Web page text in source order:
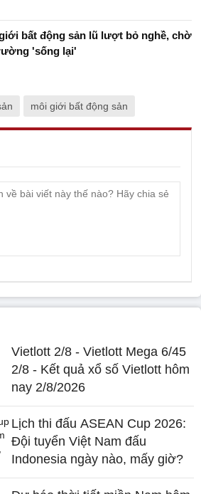
bất động sản lũ lượt bỏ nghề, chờ
'sống lại'
môi giới bất động sản
Vietlott 2/8 - Vietlott Mega 6/45
2/8 - Kết quả xổ số Vietlott hôm
nay 2/8/2026
Lịch thi đấu ASEAN Cup 2026:
Đội tuyển Việt Nam đấu
Indonesia ngày nào, mấy giờ?